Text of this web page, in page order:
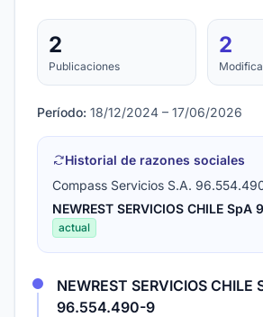
2
Publicaciones
2
Período: 18/12/2024 – 17/06/2026
Historial de razones sociales
Compass Servicios S.A.
NEWREST SERVICIOS CHILE
actual
NEWREST SERVICIOS CHILE
96.554.490-9